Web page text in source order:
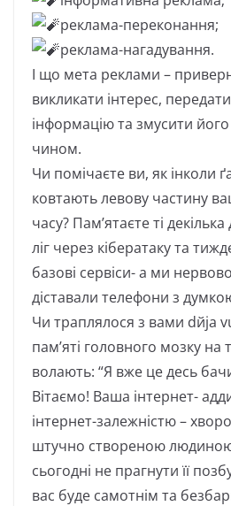
реклама-переконання;
реклама-нагадування.
І що мета реклами –
викликати інтерес,
інформацію та змусити
чином.
Чи помічаєте ви, як інколи
ковтають левову частину
часу? Пам’ятаєте ті
ліг через кібератаку та
базові сервіси- а ми
діставали телефони з
Чи траплялося з вами dйjа
пам’яті головного мозку на
волають: “Я вже це десь
Вітаємо! Ваша інтернет-
інтернет-залежністю –
штучно створеною
сьогодні не прагнути її
вас буде самотнім та